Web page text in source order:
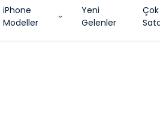
iPhone
Modeller
Yeni
Gelenler
Çok